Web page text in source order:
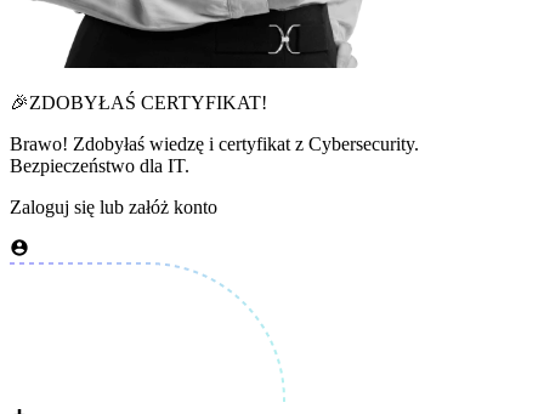
🎉ZDOBYŁAŚ CERTYFIKAT!
Brawo! Zdobyłaś wiedzę i certyfikat z Cybersecurity.
Bezpieczeństwo dla IT.
Zaloguj się lub załóż konto